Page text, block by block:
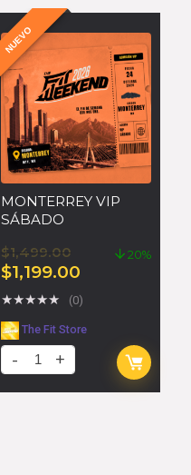
NUEVO
MONTERREY VIP
SÁBADO
$1,499.00
$1,199.00
20%
★★★★★ (0)
The Fit Store